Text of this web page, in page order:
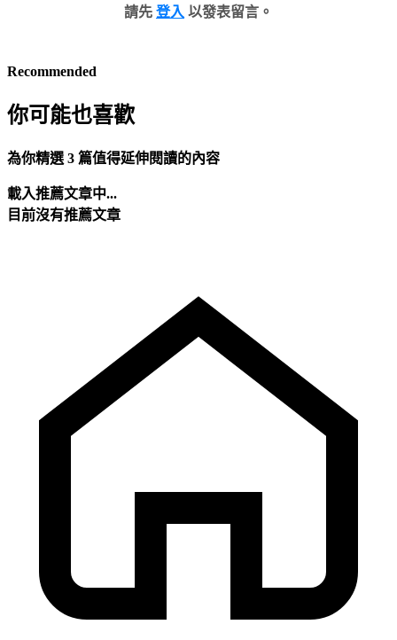
請先 登入 以發表留言。
Recommended
你可能也喜歡
為你精選 3 篇值得延伸閱讀的內容
載入推薦文章中...
目前沒有推薦文章